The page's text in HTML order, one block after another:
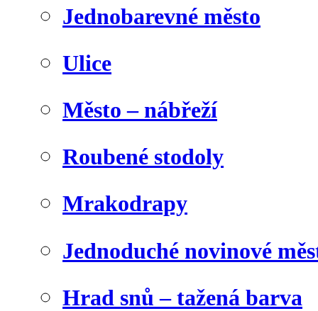
Jednobarevné město
Ulice
Město – nábřeží
Roubené stodoly
Mrakodrapy
Jednoduché novinové
Hrad snů – tažená barva